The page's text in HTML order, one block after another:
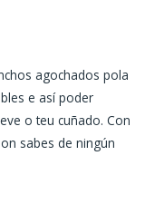
agochados pola
e así poder
o teu cuñado. Con
sabes de ningún